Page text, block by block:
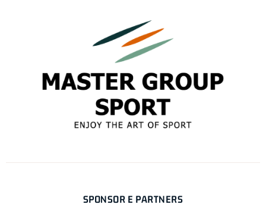
SPONSOR E PARTNERS